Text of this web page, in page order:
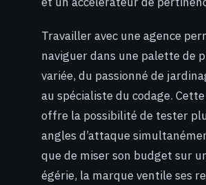
Travailler avec une agence
naviguer dans une palette de
variée, du passionné de
au spécialiste du codage.
offre la possibilité de tester
angles d’attaque
que de miser son budget sur
égérie, la marque ventile ses